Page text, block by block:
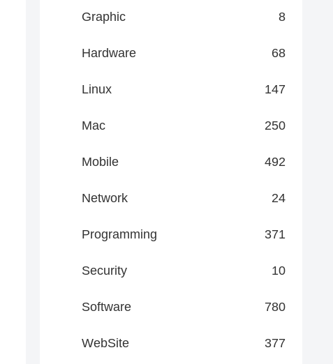
Graphic 8
Hardware 68
Linux 147
Mac 250
Mobile 492
Network 24
Programming 371
Security 10
Software 780
WebSite 377